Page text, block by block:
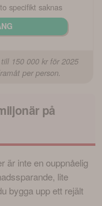
specifikt saknas
150 000 kr för 2025
per person.
på
är inte en ouppnåelig
lite
bygga upp ett rejält